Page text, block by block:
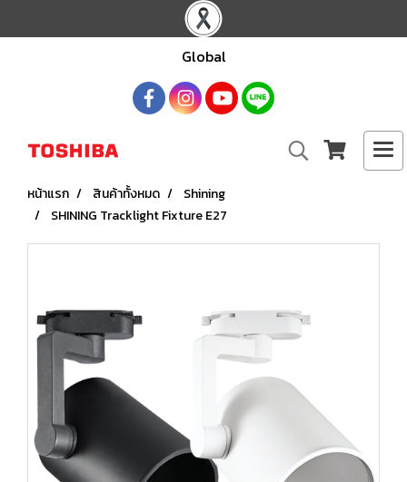
Global
หน้าแรก สินค้าทั้งหมด
Shining
SHINING Tracklight Fixture E27